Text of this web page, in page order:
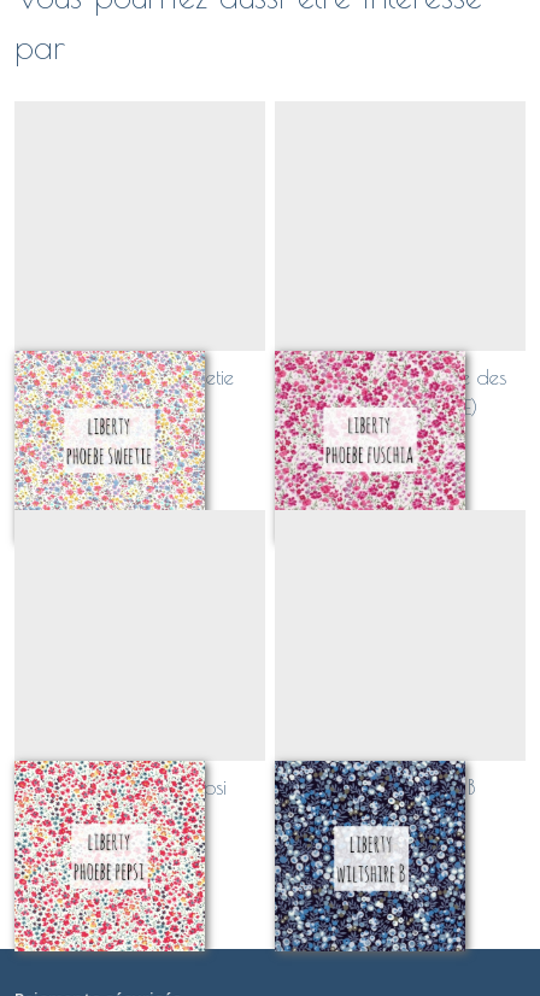
par
Liberty Phoebe sweetie
(CLASSIQUE)
Sur demande
Liberty Phoebe fraise des
bois (CLASSIQUE)
Sur demande
Liberty Phoebe pepsi
(CLASSIQUE)
Sur demande
Liberty Wiltshire B
(CLASSIQUE)
Sur demande